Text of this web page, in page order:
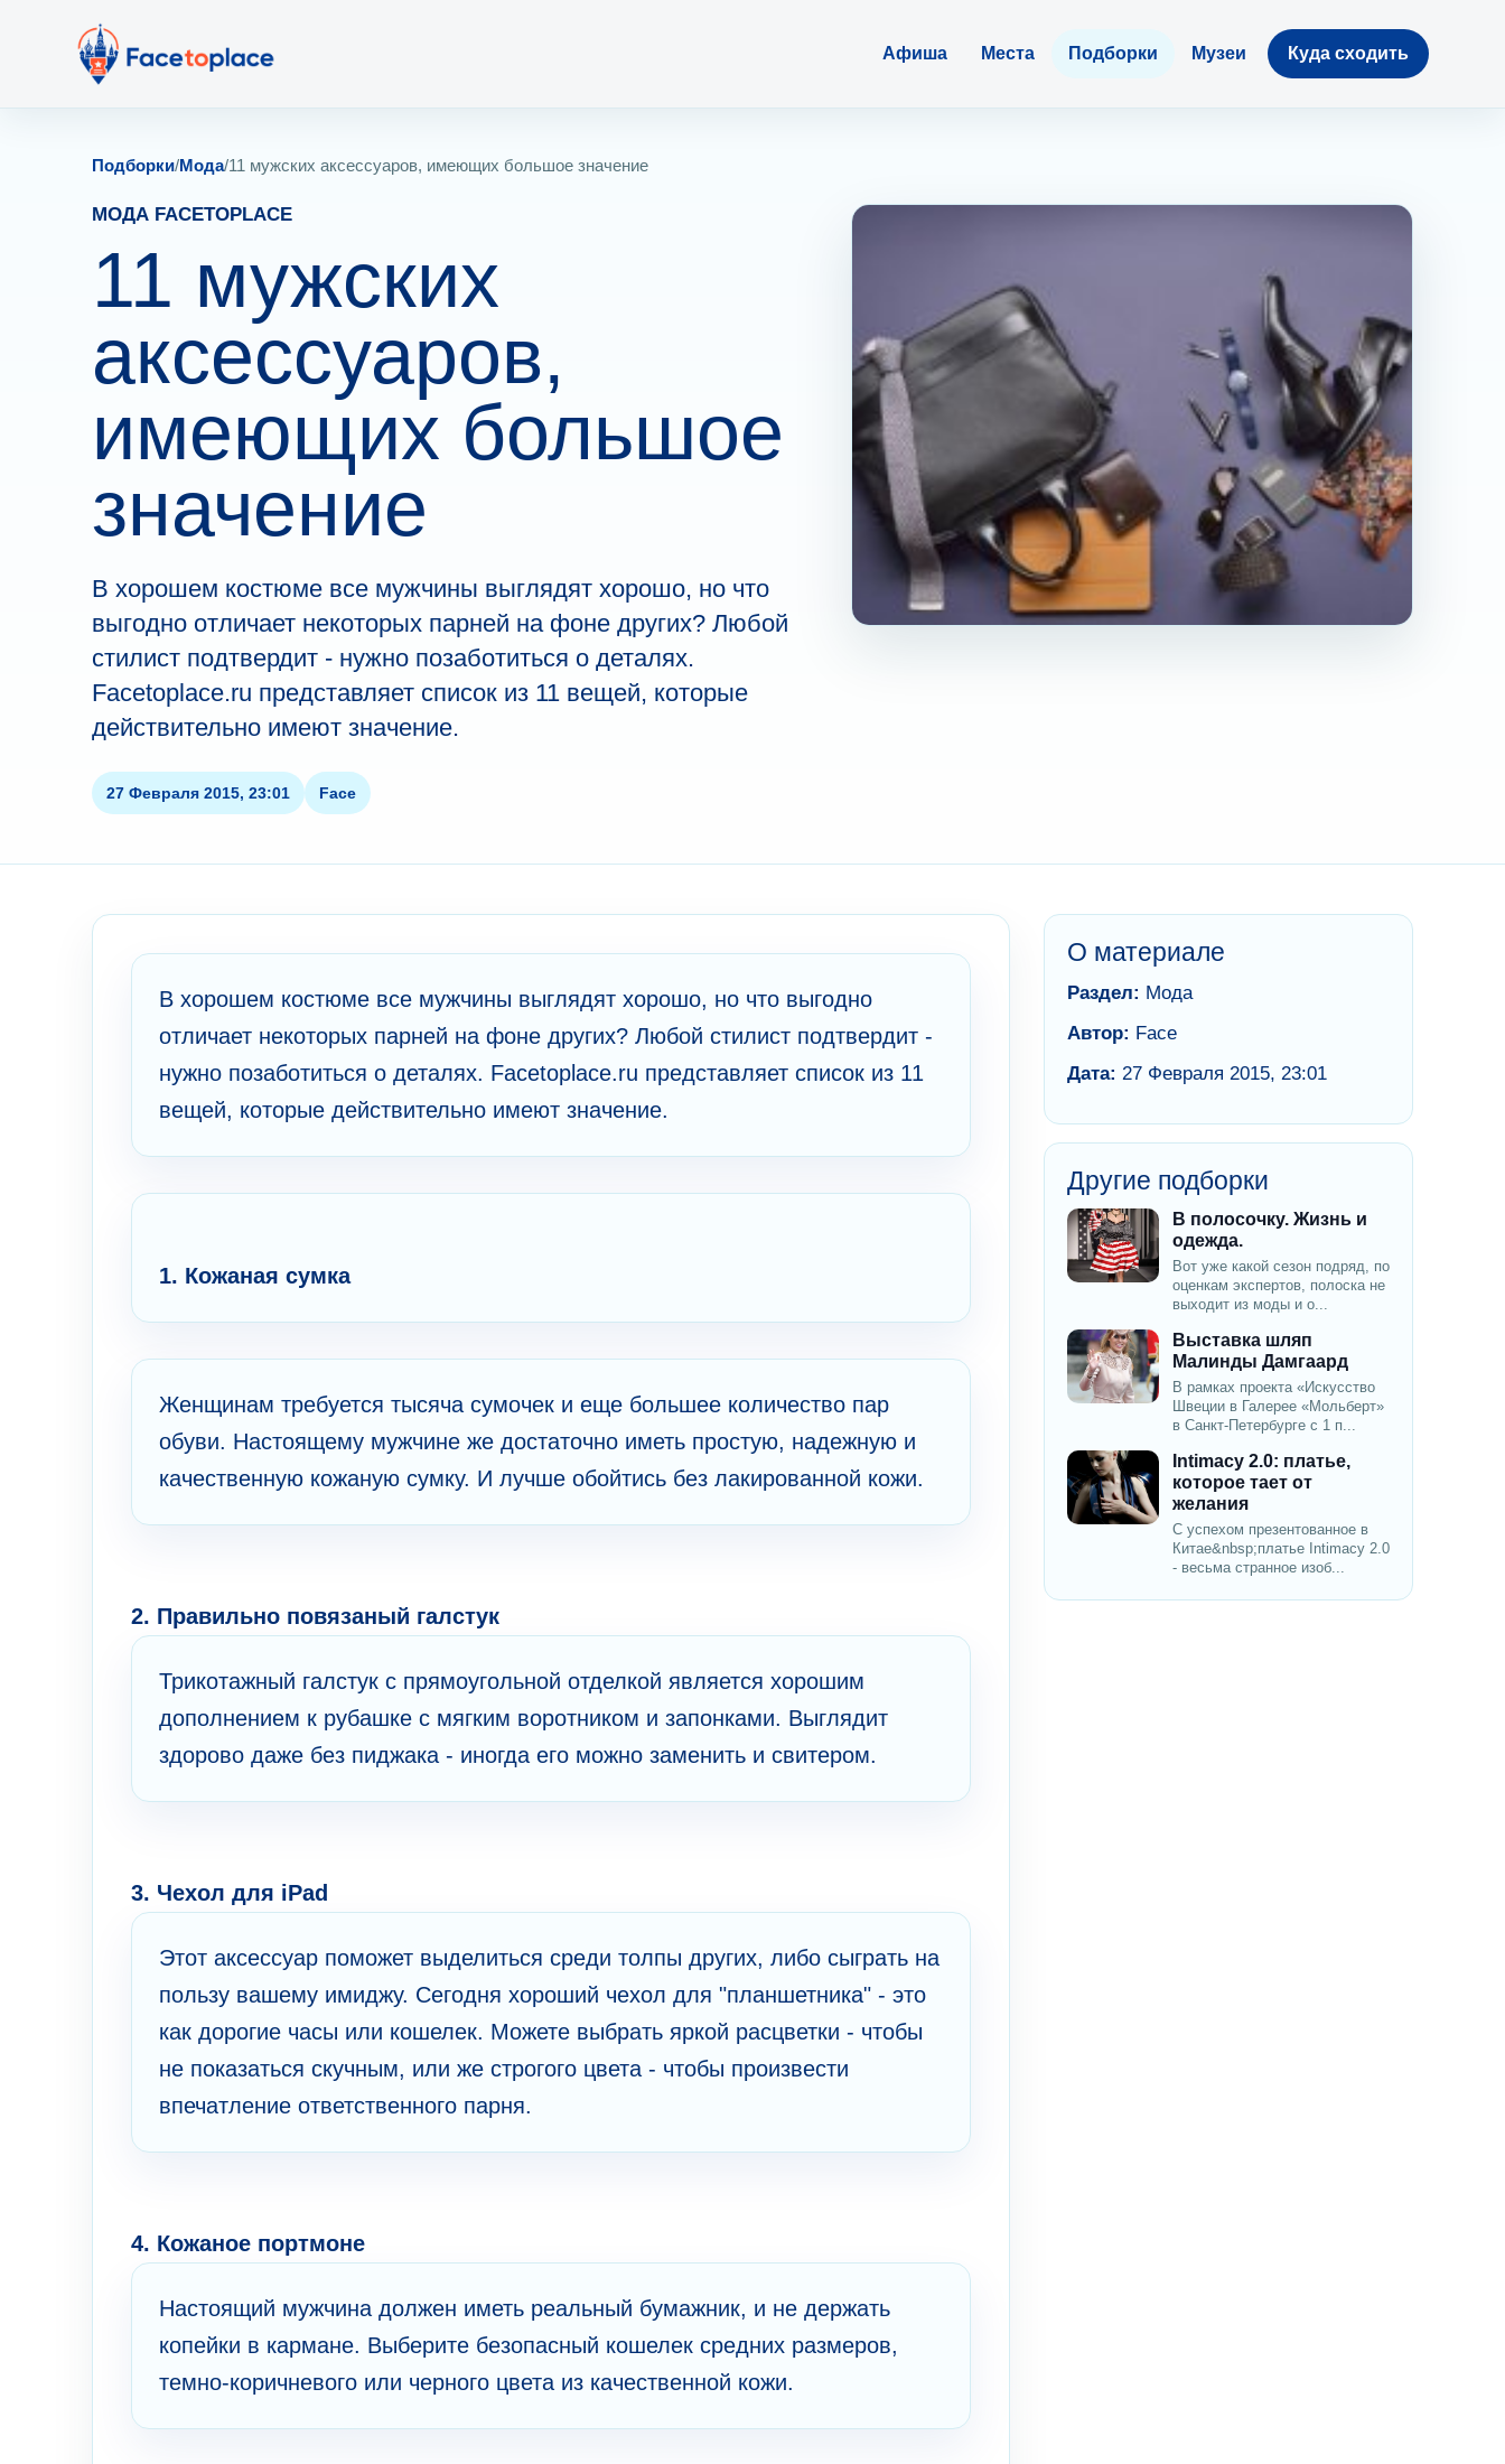
Афиша Места Подборки Музеи Куда сходить
Подборки/Мода/11 мужских аксессуаров, имеющих большое значение
МОДА FACETOPLACE
11 мужских
аксессуаров,
имеющих большое
значение
В хорошем костюме все мужчины выглядят хорошо, но что
выгодно отличает некоторых парней на фоне других? Любой
стилист подтвердит - нужно позаботиться о деталях.
Facetoplace.ru представляет список из 11 вещей, которые
действительно имеют значение.
27 Февраля 2015, 23:01 Face
В хорошем костюме все мужчины выглядят хорошо, но что выгодно
отличает некоторых парней на фоне других? Любой стилист подтвердит -
нужно позаботиться о деталях. Facetoplace.ru представляет список из 11
вещей, которые действительно имеют значение.
1. Кожаная сумка
Женщинам требуется тысяча сумочек и еще большее количество пар
обуви. Настоящему мужчине же достаточно иметь простую, надежную и
качественную кожаную сумку. И лучше обойтись без лакированной кожи.
2. Правильно повязаный галстук
Трикотажный галстук с прямоугольной отделкой является хорошим
дополнением к рубашке с мягким воротником и запонками. Выглядит
здорово даже без пиджака - иногда его можно заменить и свитером.
3. Чехол для iPad
Этот аксессуар поможет выделиться среди толпы других, либо сыграть на
пользу вашему имиджу. Сегодня хороший чехол для "планшетника" - это
как дорогие часы или кошелек. Можете выбрать яркой расцветки - чтобы
не показаться скучным, или же строгого цвета - чтобы произвести
впечатление ответственного парня.
4. Кожаное портмоне
Настоящий мужчина должен иметь реальный бумажник, и не держать
копейки в кармане. Выберите безопасный кошелек средних размеров,
темно-коричневого или черного цвета из качественной кожи.
О материале
Раздел: Мода
Автор: Face
Дата: 27 Февраля 2015, 23:01
Другие подборки
В полосочку. Жизнь и
одежда.
Вот уже какой сезон подряд, по
оценкам экспертов, полоска не
выходит из моды и о...
Выставка шляп
Малинды Дамгаард
В рамках проекта «Искусство
Швеции в Галерее «Мольберт»
в Санкт-Петербурге с 1 п...
Intimacy 2.0: платье,
которое тает от
желания
С успехом презентованное в
Китае&nbsp;платье Intimacy 2.0
- весьма странное изоб...